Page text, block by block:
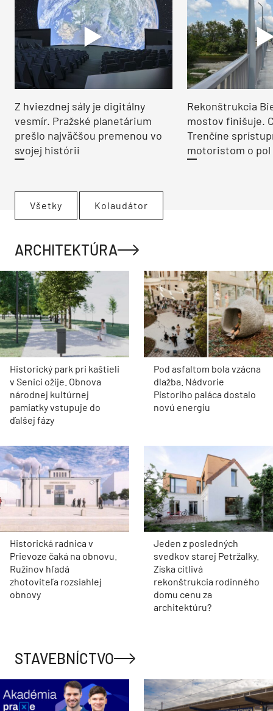
Z hviezdnej sály je digitálny
vesmír. Pražské planetárium
prešlo najväčšou premenou vo
svojej histórii
Rekonštrukcia
mostov finišuje.
Trenčíne
motoristom o pol
Všetky Kolaudátor
ARCHITEKTÚRA
Historický park pri kaštieli
v Senici ožije. Obnova
národnej kultúrnej
pamiatky vstupuje do
ďalšej fázy
Pod asfaltom bola vzácna
dlažba. Nádvorie
Pistoriho paláca dostalo
novú energiu
Historická radnica v
Prievoze čaká na obnovu.
Ružinov hľadá
zhotoviteľa rozsiahlej
obnovy
Jeden z posledných
svedkov starej Petržalky.
Získa citlivá
rekonštrukcia rodinného
domu cenu za
architektúru?
STAVEBNÍCTVO